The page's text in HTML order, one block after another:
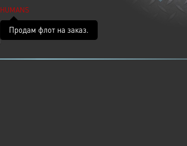
HUMANS
Продам флот на заказ.